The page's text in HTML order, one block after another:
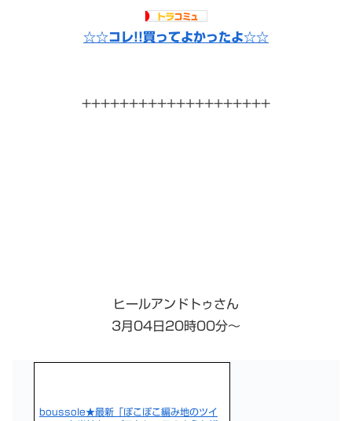
☆☆コレ!!買ってよかったよ☆☆
++++++++++++++++++++
ヒールアンドトゥさん
3月04日20時00分～
boussole★最新「ぽこぽこ編み地のツイ